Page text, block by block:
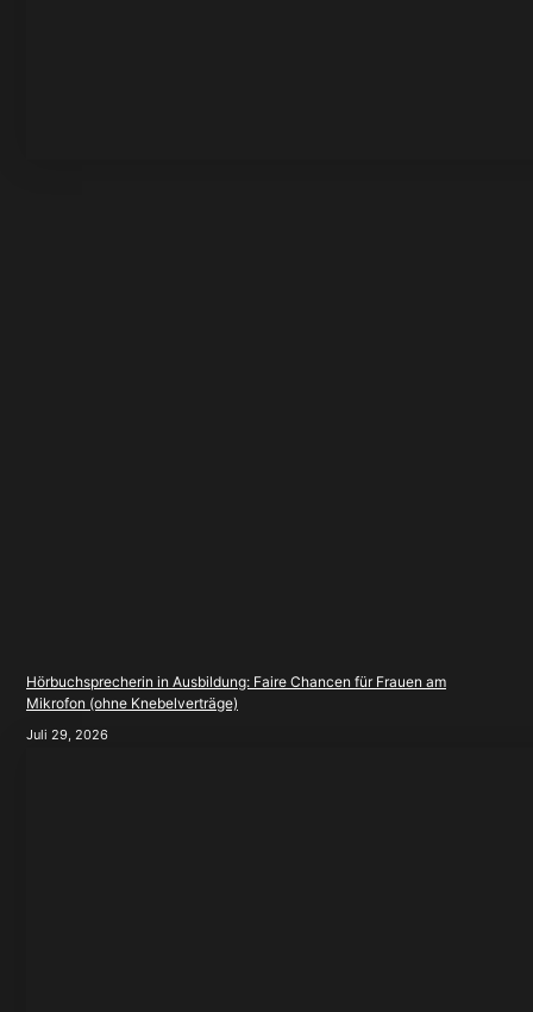
Hörbuchsprecherin in Ausbildung: Faire Chancen für Frauen am
Mikrofon (ohne Knebelverträge)
Juli 29, 2026